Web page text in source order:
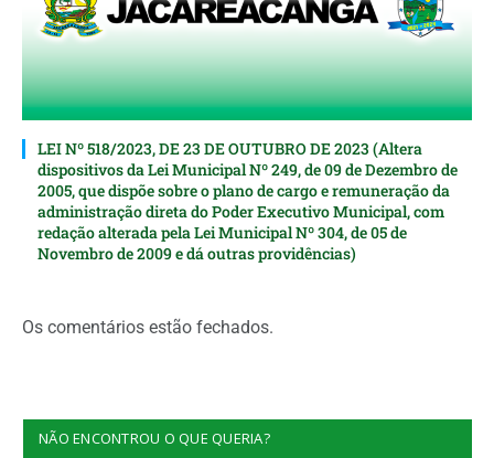
LEI Nº 518/2023, DE 23 DE OUTUBRO DE 2023 (Altera
dispositivos da Lei Municipal Nº 249, de 09 de Dezembro de
2005, que dispõe sobre o plano de cargo e remuneração da
administração direta do Poder Executivo Municipal, com
redação alterada pela Lei Municipal Nº 304, de 05 de
Novembro de 2009 e dá outras providências)
Os comentários estão fechados.
NÃO ENCONTROU O QUE QUERIA?